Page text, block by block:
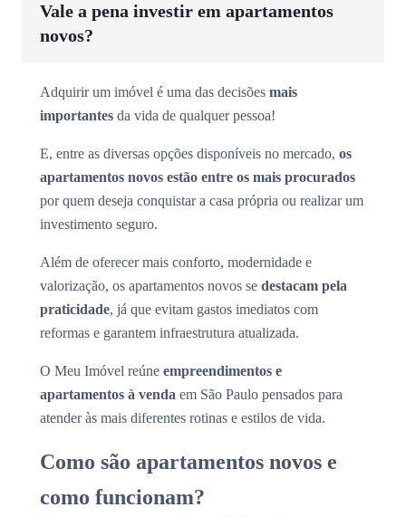
Vale a pena investir em apartamentos
novos?
Adquirir um imóvel é uma das decisões mais
importantes da vida de qualquer pessoa!
E, entre as diversas opções disponíveis no mercado, os
apartamentos novos estão entre os mais procurados
por quem deseja conquistar a casa própria ou realizar um
investimento seguro.
Além de oferecer mais conforto, modernidade e
valorização, os apartamentos novos se destacam pela
praticidade, já que evitam gastos imediatos com
reformas e garantem infraestrutura atualizada.
O Meu Imóvel reúne empreendimentos e
apartamentos à venda em São Paulo pensados para
atender às mais diferentes rotinas e estilos de vida.
Como são apartamentos novos e
como funcionam?